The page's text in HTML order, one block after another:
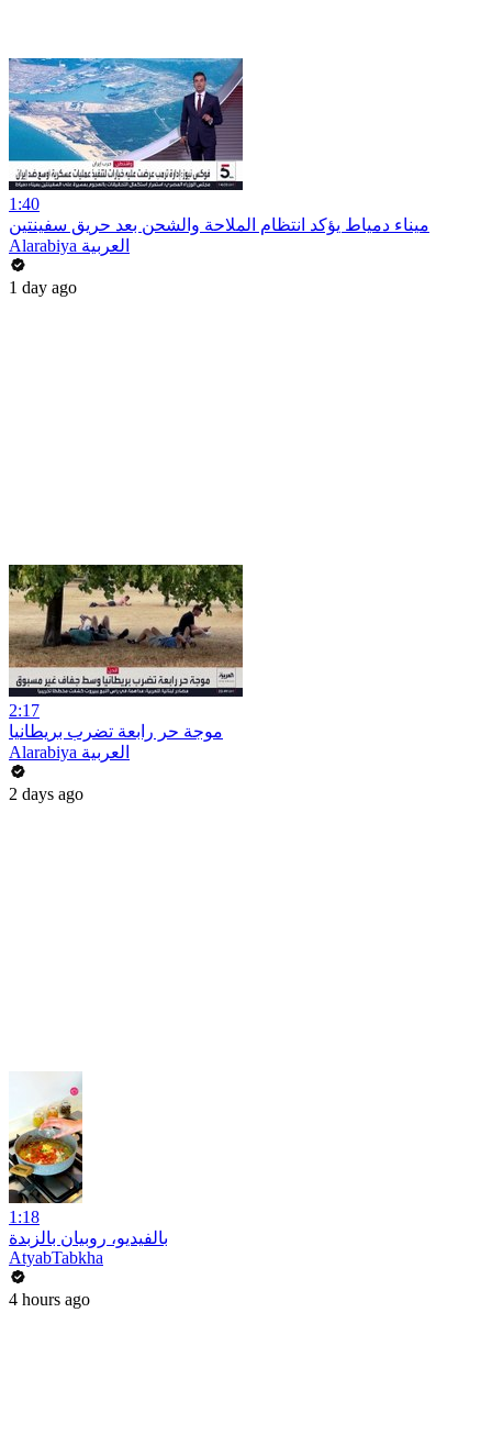
1:40
ميناء دمياط يؤكد انتظام الملاحة والشحن بعد حريق سفينتين
Alarabiya العربية
1 day ago
2:17
موجة حر رابعة تضرب بريطانيا
Alarabiya العربية
2 days ago
1:18
بالفيديو، روبيان بالزبدة
AtyabTabkha
4 hours ago